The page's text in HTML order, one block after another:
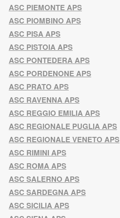
ASC PIEMONTE APS
ASC PIOMBINO APS
ASC PISA APS
ASC PISTOIA APS
ASC PONTEDERA APS
ASC PORDENONE APS
ASC PRATO APS
ASC RAVENNA APS
ASC REGGIO EMILIA APS
ASC REGIONALE PUGLIA APS
ASC REGIONALE VENETO APS
ASC RIMINI APS
ASC ROMA APS
ASC SALERNO APS
ASC SARDEGNA APS
ASC SICILIA APS